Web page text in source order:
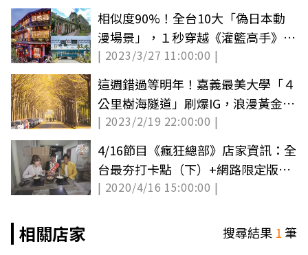
相似度90%！全台10大「偽日本動
漫場景」，１秒穿越《灌籃高手》
《天空之城》
| 2023/3/27 11:00:00 |
這週錯過等明年！嘉義最美大學「４
公里樹海隧道」刷爆IG，浪漫黃金雨
來襲
| 2023/2/19 22:00:00 |
4/16節目《瘋狂總部》店家資訊：全
台最夯打卡點（下）+網路限定版影
音
| 2020/4/16 15:00:00 |
相關店家 搜尋結果 1筆